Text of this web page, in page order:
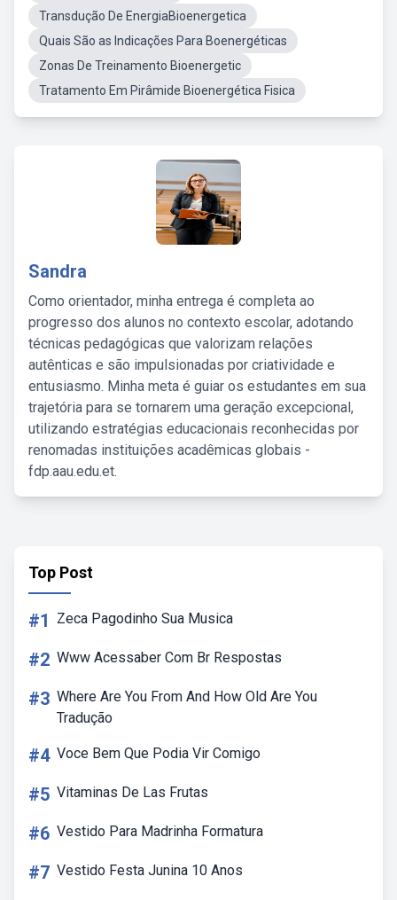
Transdução De EnergiaBioenergetica
Quais São as Indicações Para Boenergéticas
Zonas De Treinamento Bioenergetic
Tratamento Em Pirâmide Bioenergética Fisica
Sandra
Como orientador, minha entrega é completa ao
progresso dos alunos no contexto escolar, adotando
técnicas pedagógicas que valorizam relações
autênticas e são impulsionadas por criatividade e
entusiasmo. Minha meta é guiar os estudantes em sua
trajetória para se tornarem uma geração excepcional,
utilizando estratégias educacionais reconhecidas por
renomadas instituições acadêmicas globais -
fdp.aau.edu.et.
Top Post
#1 Zeca Pagodinho Sua Musica
#2 Www Acessaber Com Br Respostas
#3 Where Are You From And How Old Are You
Tradução
#4 Voce Bem Que Podia Vir Comigo
#5 Vitaminas De Las Frutas
#6 Vestido Para Madrinha Formatura
#7 Vestido Festa Junina 10 Anos